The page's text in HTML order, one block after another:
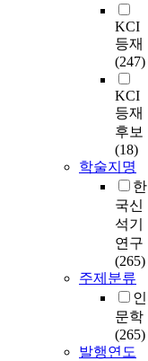
KCI
등재
(247)
KCI
등재
후보
(18)
학술지명
한
국신
석기
연구
(265)
주제분류
인
문학
(265)
발행연도